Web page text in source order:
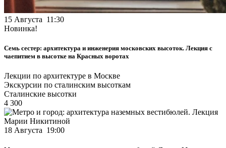
15 Августа 11:30
Новинка!
Семь сестер: архитектура и инженерия московских высоток. Лекция с
чаепитием в высотке на Красных воротах
Лекции по архитектуре в Москве
Экскурсии по сталинским высоткам
Сталинские высотки
4 300
18 Августа 19:00